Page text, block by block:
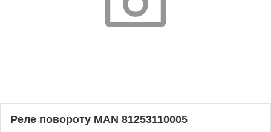
Реле повороту MAN 81253110005